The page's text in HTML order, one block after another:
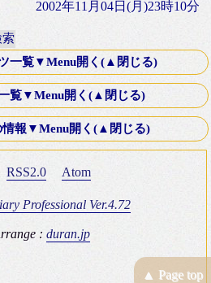
2002年11月04日(月)23時10分
一覧▼Menu開く(▲閉じる)
！」K氏より寄稿
シリーズ
て 2003年
木が原樹海・夜の国道139号線
僕はブッシュマン＾＾
覧▼Menu開く(▲閉じる)
HP
情報▼Menu開く(▲閉じる)
管理人の情報
RSS2.0 Atom
Professional Ver.4.72
:duran.jp
▲ Page top